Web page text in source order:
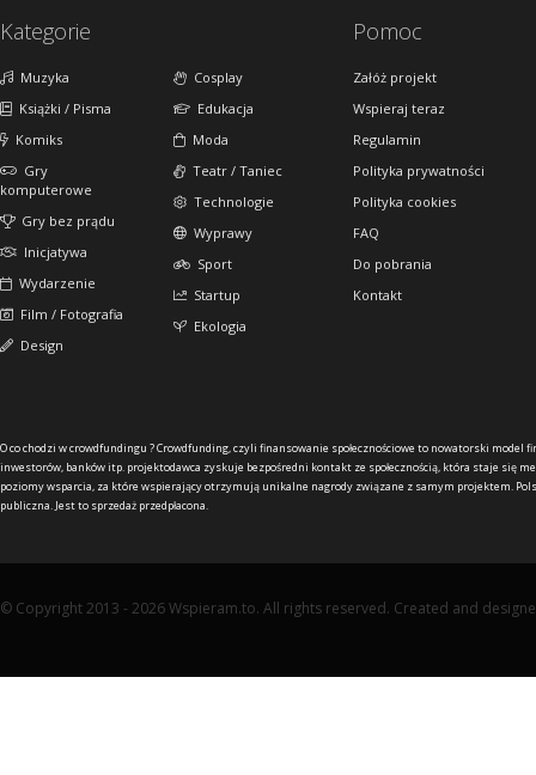
Kategorie
Muzyka
Książki / Pisma
Komiks
Gry
komputerowe
Gry bez prądu
Inicjatywa
Wydarzenie
Film / Fotografia
Design
Cosplay
Edukacja
Moda
Teatr / Taniec
Technologie
Wyprawy
Sport
Startup
Ekologia
Pomoc
Załóż projekt
Wspieraj teraz
Regulamin
Polityka prywatności
Polityka cookies
FAQ
Do pobrania
Kontakt
O co chodzi w crowdfundingu ?Crowdfunding, czyli finansowanie społecznościowe to nowatorski model
inwestorów, banków itp. projektodawca zyskuje bezpośredni kontakt ze społecznością, która staje się
poziomy wsparcia, za które wspierający otrzymują unikalne nagrody związane z samym projektem.
publiczna. Jest to sprzedaż przedpłacona.
© Copyright 2013 - 2026 Wspieram.to. All rights reserved. Created and